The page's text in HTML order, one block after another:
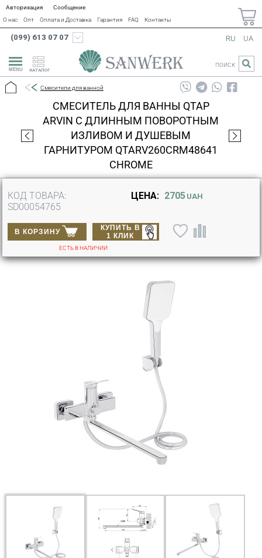
Авторизация
Сообщение
О нас
Опт Оплата и Доставка Гарантия FAQ Контакты
(099) 613 07 07
КАТАЛОГ
RU UA
ПОИСК
Смесители для ванной
СМЕСИТЕЛЬ ДЛЯ ВАННЫ QTAP
ARVIN С ДЛИННЫМ ПОВОРОТНЫМ
ИЗЛИВОМ И ДУШЕВЫМ
ГАРНИТУРОМ QTARV260CRM48641
CHROME
КОД ТОВАРА:
SD00054765
ЦЕНА: 2705 UAH
В КОРЗИНУ
КУПИТЬ В
1 КЛИК
ЕСТЬ В НАЛИЧИИ